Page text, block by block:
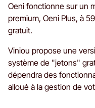
Oeni fonctionne sur un
premium, Oeni Plus, à
gratuit.
Viniou propose une
système de "jetons"
dépendra des
alloué à la gestion de